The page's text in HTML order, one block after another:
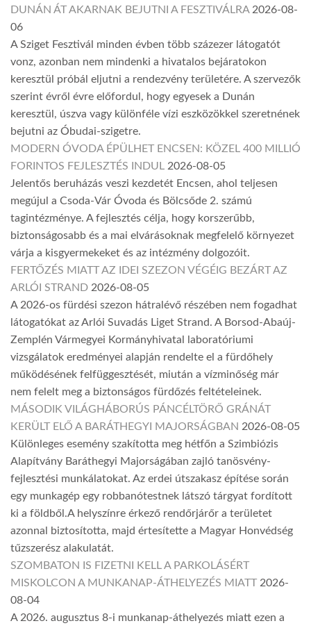
DUNÁN ÁT AKARNAK BEJUTNI A FESZTIVÁLRA 2026-08-
06
A Sziget Fesztivál minden évben több százezer látogatót
vonz, azonban nem mindenki a hivatalos bejáratokon
keresztül próbál eljutni a rendezvény területére. A szervezők
szerint évről évre előfordul, hogy egyesek a Dunán
keresztül, úszva vagy különféle vízi eszközökkel szeretnének
bejutni az Óbudai-szigetre.
MODERN ÓVODA ÉPÜLHET ENCSEN: KÖZEL 400 MILLIÓ
FORINTOS FEJLESZTÉS INDUL 2026-08-05
Jelentős beruházás veszi kezdetét Encsen, ahol teljesen
megújul a Csoda-Vár Óvoda és Bölcsőde 2. számú
tagintézménye. A fejlesztés célja, hogy korszerűbb,
biztonságosabb és a mai elvárásoknak megfelelő környezet
várja a kisgyermekeket és az intézmény dolgozóit.
FERTŐZÉS MIATT AZ IDEI SZEZON VÉGÉIG BEZÁRT AZ
ARLÓI STRAND 2026-08-05
A 2026-os fürdési szezon hátralévő részében nem fogadhat
látogatókat az Arlói Suvadás Liget Strand. A Borsod-Abaúj-
Zemplén Vármegyei Kormányhivatal laboratóriumi
vizsgálatok eredményei alapján rendelte el a fürdőhely
működésének felfüggesztését, miután a vízminőség már
nem felelt meg a biztonságos fürdőzés feltételeinek.
MÁSODIK VILÁGHÁBORÚS PÁNCÉLTÖRŐ GRÁNÁT
KERÜLT ELŐ A BARÁTHEGYI MAJORSÁGBAN 2026-08-05
Különleges esemény szakította meg hétfőn a Szimbiózis
Alapítvány Baráthegyi Majorságában zajló tanösvény-
fejlesztési munkálatokat. Az erdei útszakasz építése során
egy munkagép egy robbanótestnek látszó tárgyat fordított
ki a földből.A helyszínre érkező rendőrjárőr a területet
azonnal biztosította, majd értesítette a Magyar Honvédség
tűzszerész alakulatát.
SZOMBATON IS FIZETNI KELL A PARKOLÁSÉRT
MISKOLCON A MUNKANAP-ÁTHELYEZÉS MIATT 2026-
08-04
A 2026. augusztus 8-i munkanap-áthelyezés miatt ezen a